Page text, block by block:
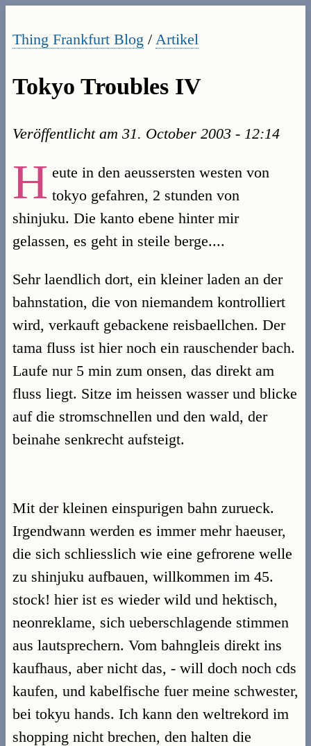
Thing Frankfurt Blog / Artikel
Tokyo Troubles IV
Veröffentlicht am 31. October 2003 - 12:14
H eute in den aeussersten westen von
tokyo gefahren, 2 stunden von
shinjuku. Die kanto ebene hinter mir
gelassen, es geht in steile berge....
Sehr laendlich dort, ein kleiner laden an der
bahnstation, die von niemandem kontrolliert
wird, verkauft gebackene reisbaellchen. Der
tama fluss ist hier noch ein rauschender bach.
Laufe nur 5 min zum onsen, das direkt am
fluss liegt. Sitze im heissen wasser und blicke
auf die stromschnellen und den wald, der
beinahe senkrecht aufsteigt.
Mit der kleinen einspurigen bahn zurueck.
Irgendwann werden es immer mehr haeuser,
die sich schliesslich wie eine gefrorene welle
zu shinjuku aufbauen, willkommen im 45.
stock! hier ist es wieder wild und hektisch,
neonreklame, sich ueberschlagende stimmen
aus lautsprechern. Vom bahngleis direkt ins
kaufhaus, aber nicht das, - will doch noch cds
kaufen, und kabelfische fuer meine schwester,
bei tokyu hands. Ich kann den weltrekord im
shopping nicht brechen, den halten die